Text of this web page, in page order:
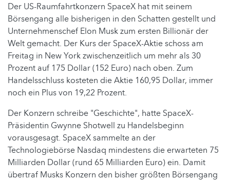
Der US-Raumfahrtkonzern SpaceX hat mit seinem
Börsengang alle bisherigen in den Schatten gestellt und
Unternehmenschef Elon Musk zum ersten Billionär der
Welt gemacht. Der Kurs der SpaceX-Aktie schoss am
Freitag in New York zwischenzeitlich um mehr als 30
Prozent auf 175 Dollar (152 Euro) nach oben. Zum
Handelsschluss kosteten die Aktie 160,95 Dollar, immer
noch ein Plus von 19,22 Prozent.
Der Konzern schreibe "Geschichte", hatte SpaceX-
Präsidentin Gwynne Shotwell zu Handelsbeginn
vorausgesagt. SpaceX sammelte an der
Technologiebörse Nasdaq mindestens die erwarteten 75
Milliarden Dollar (rund 65 Milliarden Euro) ein. Damit
übertraf Musks Konzern den bisher größten Börsengang